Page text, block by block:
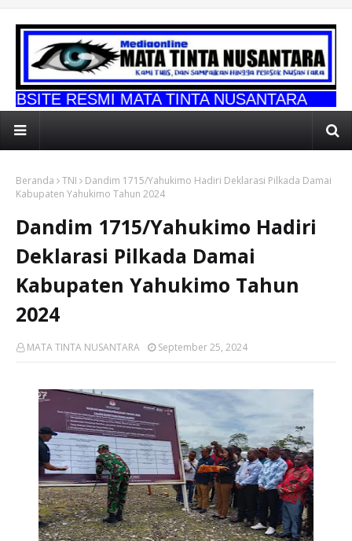
MATA TINTA NUSANTARA
Beranda TNI
Dandim 1715/Yahukimo Hadiri Deklarasi Pilkada Damai
Kabupaten Yahukimo Tahun 2024
Dandim 1715/Yahukimo Hadiri
Deklarasi Pilkada Damai
Kabupaten Yahukimo Tahun
2024
MATA TINTA NUSANTARA September 25, 2024